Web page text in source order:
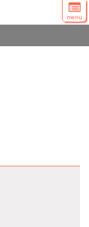
menu